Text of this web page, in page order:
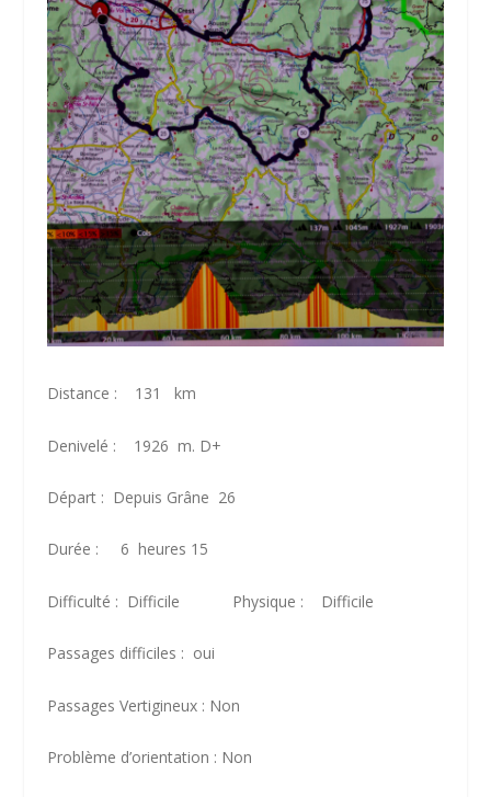
Distance : 131 km
Denivelé : 1926 m. D+
Départ : Depuis Grâne 26
Durée : 6 heures 15
Difficulté : Difficile Physique : Difficile
Passages difficiles : oui
Passages Vertigineux : Non
Problème d’orientation : Non